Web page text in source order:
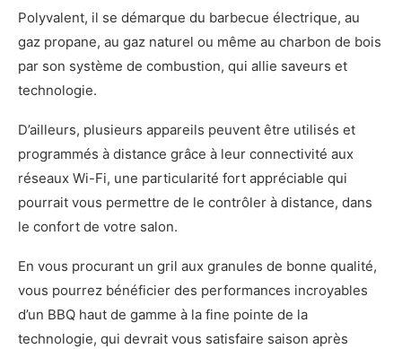
Polyvalent, il se démarque du barbecue électrique, au
gaz propane, au gaz naturel ou même au charbon de bois
par son système de combustion, qui allie saveurs et
technologie.
D’ailleurs, plusieurs appareils peuvent être utilisés et
programmés à distance grâce à leur connectivité aux
réseaux Wi-Fi, une particularité fort appréciable qui
pourrait vous permettre de le contrôler à distance, dans
le confort de votre salon.
En vous procurant un gril aux granules de bonne qualité,
vous pourrez bénéficier des performances incroyables
d’un BBQ haut de gamme à la fine pointe de la
technologie, qui devrait vous satisfaire saison après